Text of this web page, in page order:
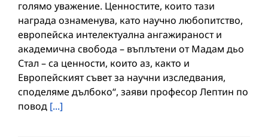
голямо уважение. Ценностите, които тази
награда ознаменува, като научно любопитство,
европейска интелектуална ангажираност и
академична свобода – въплътени от Мадам дьо
Стал – са ценности, които аз, както и
Европейският съвет за научни изследвания,
споделяме дълбоко“, заяви професор Лептин по
повод [...]